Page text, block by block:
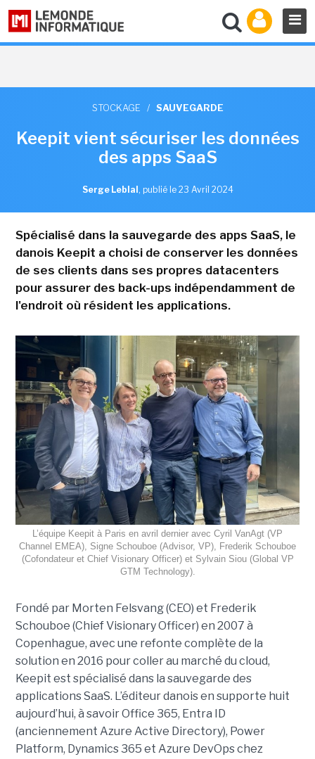
STOCKAGE / SAUVEGARDE
Keepit vient sécuriser les données
des apps SaaS
Serge Leblal , publié le 23 Avril 2024
Spécialisé dans la sauvegarde des apps SaaS, le
danois Keepit a choisi de conserver les données
de ses clients dans ses propres datacenters
pour assurer des back-ups indépendamment de
l'endroit où résident les applications.
L’équipe Keepit à Paris en avril dernier avec Cyril VanAgt (VP
Channel EMEA), Signe Schouboe (Advisor, VP), Frederik Schouboe
(Cofondateur et Chief Visionary Officer) et Sylvain Siou (Global VP
GTM Technology).
Fondé par Morten Felsvang (CEO) et Frederik
Schouboe (Chief Visionary Officer) en 2007 à
Copenhague, avec une refonte complète de la
solution en 2016 pour coller au marché du cloud,
Keepit est spécialisé dans la sauvegarde des
applications SaaS. L’éditeur danois en supporte huit
aujourd’hui, à savoir Office 365, Entra ID
(anciennement Azure Active Directory), Power
Platform, Dynamics 365 et Azure DevOps chez